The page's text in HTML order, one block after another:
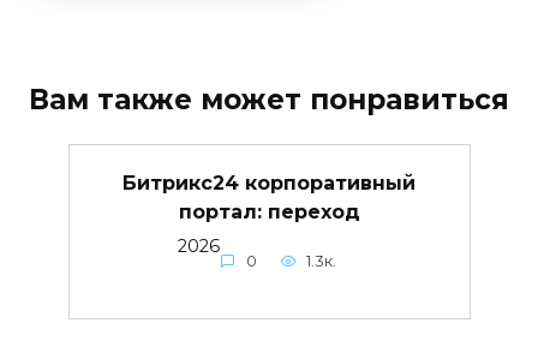
Вам также может понравиться
Битрикс24 корпоративный
портал: переход
2026
0 1.3к.